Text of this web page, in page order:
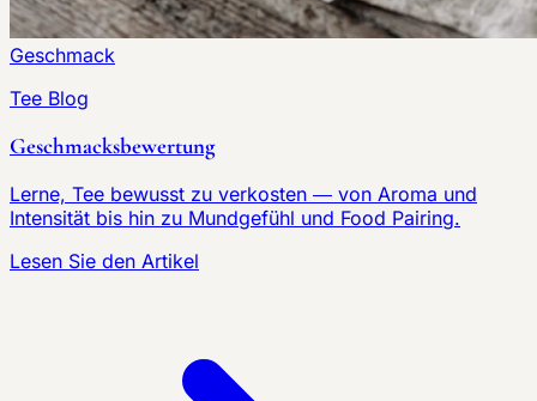
Geschmack
Tee Blog
Geschmacksbewertung
Lerne, Tee bewusst zu verkosten — von Aroma und
Intensität bis hin zu Mundgefühl und Food Pairing.
Lesen Sie den Artikel